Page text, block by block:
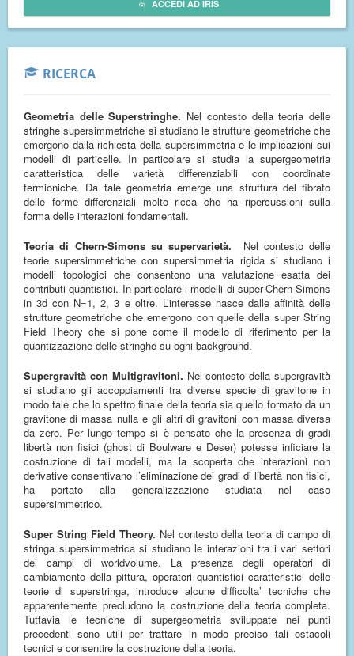
ACCEDI AD IRIS
RICERCA
Geometria delle Superstringhe. Nel contesto della teoria delle
stringhe supersimmetriche si studiano le strutture geometriche che
emergono dalla richiesta della supersimmetria e le implicazioni sui
modelli di particelle. In particolare si studia la supergeometria
caratteristica delle varietà differenziabili con coordinate
fermioniche. Da tale geometria emerge una struttura del fibrato
delle forme differenziali molto ricca che ha ripercussioni sulla
forma delle interazioni fondamentali.
Teoria di Chern-Simons su supervarietà. Nel contesto delle
teorie supersimmetriche con supersimmetria rigida si studiano i
modelli topologici che consentono una valutazione esatta dei
contributi quantistici. In particolare i modelli di super-Chern-Simons
in 3d con N=1, 2, 3 e oltre. L’interesse nasce dalle affinità delle
strutture geometriche che emergono con quelle della super String
Field Theory che si pone come il modello di riferimento per la
quantizzazione delle stringhe su ogni background.
Supergravità con Multigravitoni. Nel contesto della supergravità
si studiano gli accoppiamenti tra diverse specie di gravitone in
modo tale che lo spettro finale della teoria sia quello formato da un
gravitone di massa nulla e gli altri di gravitoni con massa diversa
da zero. Per lungo tempo si è pensato che la presenza di gradi
libertà non fisici (ghost di Boulware e Deser) potesse inficiare la
costruzione di tali modelli, ma la scoperta che interazioni non
derivative consentivano l’eliminazione dei gradi di libertà non fisici,
ha portato alla generalizzazione studiata nel caso
supersimmetrico.
Super String Field Theory. Nel contesto della teoria di campo di
stringa supersimmetrica si studiano le interazioni tra i vari settori
dei campi di worldvolume. La presenza degli operatori di
cambiamento della pittura, operatori quantistici caratteristici delle
teorie di superstringa, introduce alcune difficolta’ tecniche che
apparentemente precludono la costruzione della teoria completa.
Tuttavia le tecniche di supergeometria sviluppate nei punti
precedenti sono utili per trattare in modo preciso tali ostacoli
tecnici e consentire la costruzione della teoria.